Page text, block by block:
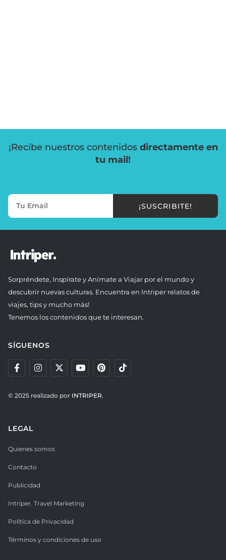
¡Recibe nuestros contenidos directamente en
tu mail!
¡SUSCRIBITE!
Sorpréndete, Inspírate y Anímate a Viajar por el mundo y
descubrir nuevas culturas. Encuentra en Intriper relatos de
viajes, tips y mucho más!
Tenemos los contenidos que te interesan.
SÍGUENOS
© 2025 realizado por INTRIPER.
LEGAL
Quienes somos
Contacto
Publicidad
Intriper. Travel Marketing
Política de Privacidad
Términos y condiciones de uso